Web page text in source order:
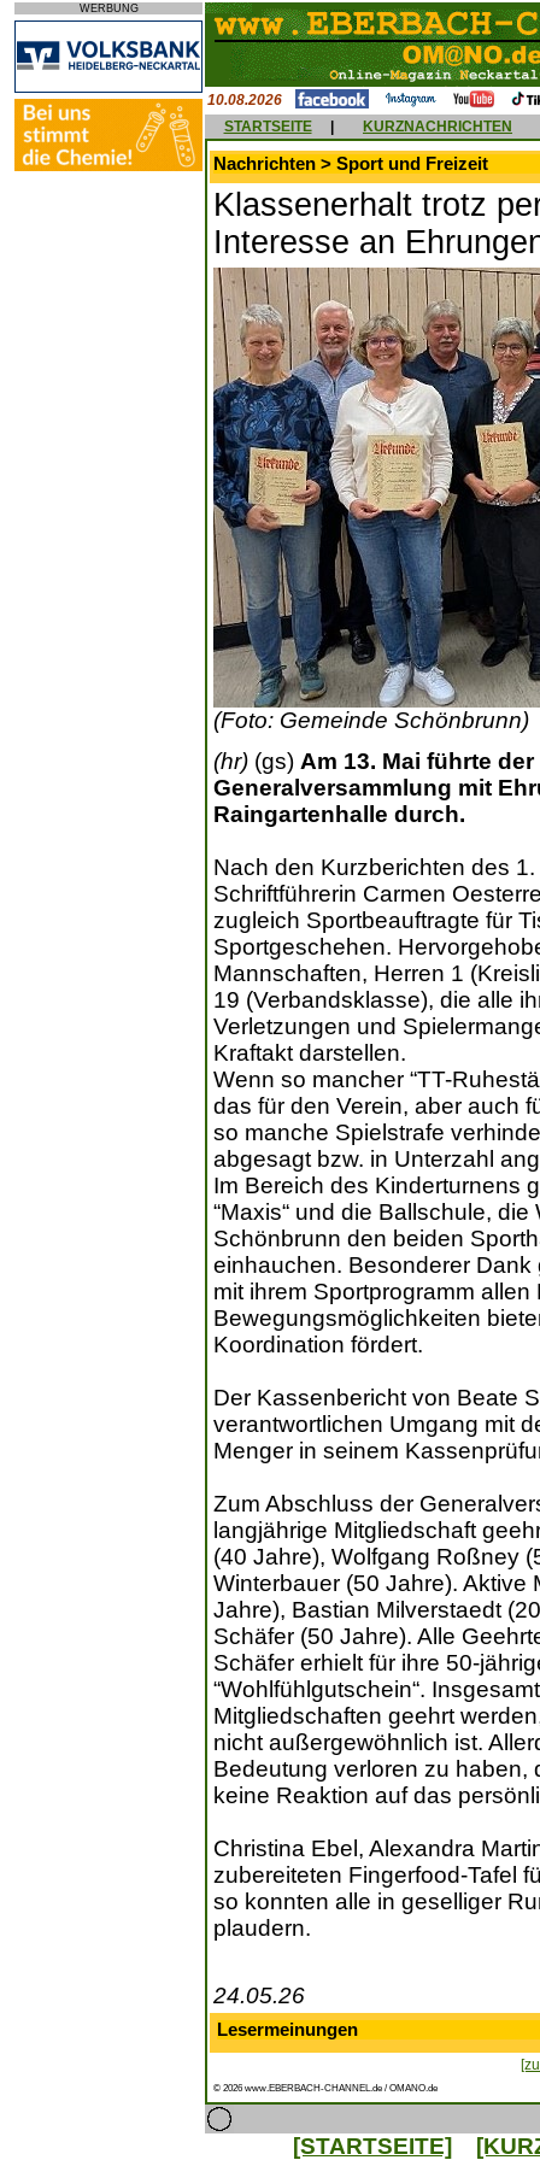
WERBUNG
10.08.2026
STARTSEITE
KURZNACHRICHTEN
Nachrichten > Sport und Freizeit
Klassenerhalt trotz
Interesse an
(Foto: Gemeinde Schönbrunn)
(hr) (gs) Am 13. Mai führte
Generalversammlung mit
Raingartenhalle durch.
Nach den Kurzberichten des
Schriftführerin Carmen
zugleich Sportbeauftragte für
Sportgeschehen.
Mannschaften, Herren 1
19 (Verbandsklasse), die alle
Verletzungen und
Kraftakt darstellen.
Wenn so mancher “TT-
das für den Verein, aber auch
so manche Spielstrafe
abgesagt bzw. in Unterzahl
Im Bereich des Kinderturnens
“Maxis“ und die Ballschule,
Schönbrunn den beiden
einhauchen. Besonderer
mit ihrem Sportprogramm
Bewegungsmöglichkeiten
Koordination fördert.
Der Kassenbericht von Beate
verantwortlichen Umgang mit
Menger in seinem
Zum Abschluss der
langjährige Mitgliedschaft
(40 Jahre), Wolfgang Roßney
Winterbauer (50 Jahre). Aktive
Jahre), Bastian Milverstaedt
Schäfer (50 Jahre). Alle
Schäfer erhielt für ihre 50-
“Wohlfühlgutschein“.
Mitgliedschaften geehrt
nicht außergewöhnlich ist.
Bedeutung verloren zu haben,
keine Reaktion auf das
Christina Ebel, Alexandra
zubereiteten Fingerfood-Tafel
so konnten alle in geselliger
plaudern.
24.05.26
Lesermeinungen
© 2026 www.EBERBACH-CHANNEL.de / OMANO.de
[STARTSEITE]